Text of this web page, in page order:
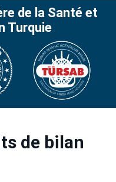
de la Santé et
Turquie
de bilan